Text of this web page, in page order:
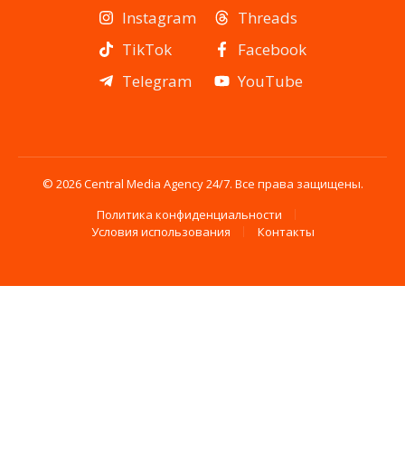
Instagram
TikTok
Telegram
Threads
Facebook
YouTube
© 2026 Central Media Agency 24/7. Все права защищены.
Политика конфиденциальности
Условия использования
Контакты